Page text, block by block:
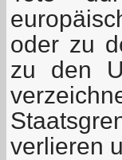
oder zu
zu den
verlieren